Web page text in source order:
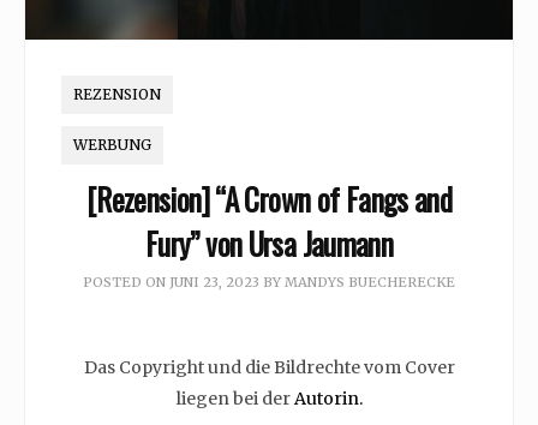
REZENSION
WERBUNG
[Rezension] “A Crown of Fangs and
Fury” von Ursa Jaumann
POSTED ON JUNI 23, 2023 BY MANDYS BUECHERECKE
Das Copyright und die Bildrechte vom Cover
liegen bei derAutorin.